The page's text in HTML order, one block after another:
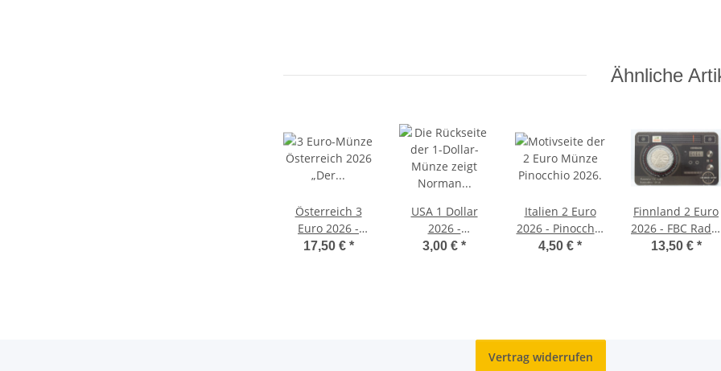
Ähnliche
Österreich 3
Euro 2026 -
Fantastische
17,50 € *
USA 1 Dollar
2026 -
Innovationen
3,00 € *
Italien 2 Euro
2026 - Pinocchio
- unc
4,50 € *
Finnland 2 Euro
2026 - FBC Radio
BU Coincard -
13,50 € *
Vertrag widerrufen